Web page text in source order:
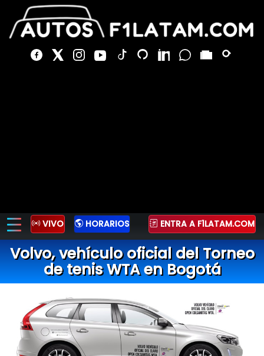
VIVO HORARIOS ENTRA A F1LATAM.COM
Volvo, vehículo oficial del Torneo
de tenis WTA en Bogotá